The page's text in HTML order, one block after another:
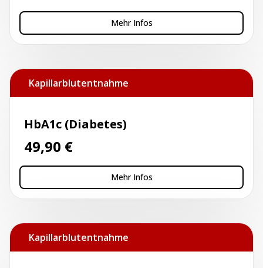
Mehr Infos
Kapillarblutentnahme
HbA1c (Diabetes)
49,90 €
Mehr Infos
Kapillarblutentnahme